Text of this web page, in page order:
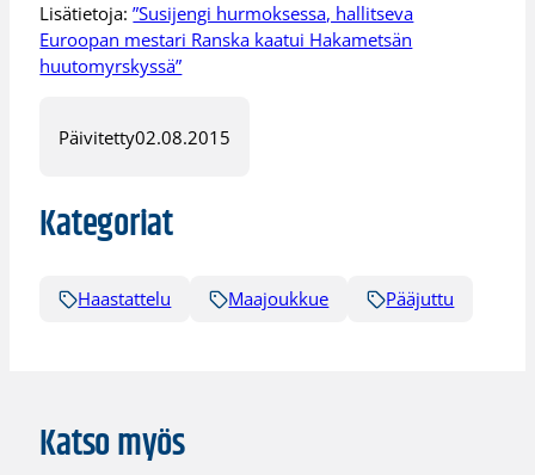
Lisätietoja:”Susijengi hurmoksessa, hallitseva
Euroopan mestari Ranska kaatui Hakametsän
huutomyrskyssä”
Päivitetty02.08.2015
Kategoriat
Haastattelu Maajoukkue Pääjuttu
Katso myös